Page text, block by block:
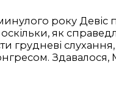
минулого року
як
грудневі
Здавалося,